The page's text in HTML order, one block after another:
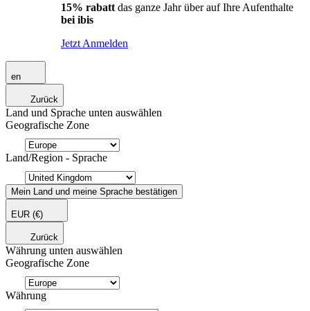
15% rabatt das ganze Jahr über auf Ihre Aufenthalte
bei ibis
Jetzt Anmelden
en
Zurück
Land und Sprache unten auswählen
Geografische Zone
Land/Region - Sprache
Mein Land und meine Sprache bestätigen
EUR (€)
Zurück
Währung unten auswählen
Geografische Zone
Währung